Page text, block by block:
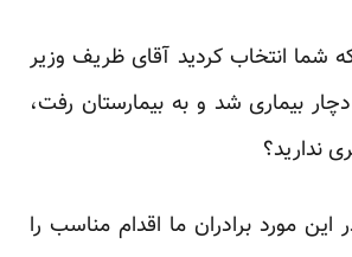
شما انتخاب کردید آقای ظریف وزیر
بیماری شد و به بیمارستان رفت،
ندارید؟
مورد برادران ما اقدام مناسب را